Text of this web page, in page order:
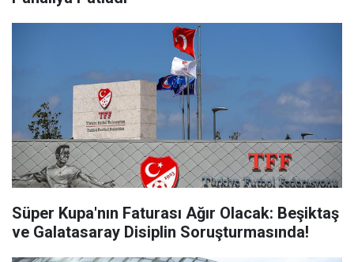
Süper Kupa'nın Faturası Ağır Olacak: Beşiktaş
ve Galatasaray Disiplin Soruşturmasında!